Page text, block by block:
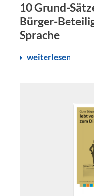
10 Grund-
Bürger-
Sprache
weiterlesen